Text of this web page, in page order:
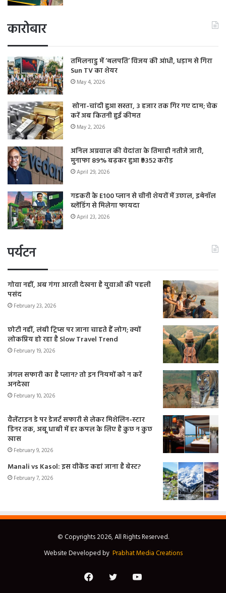
कारोबार
तमिलनाडु में ‘थलपति’ विजय की आंधी, धड़ाम से गिरा
Sun TV का शेयर
May 4, 2026
सोना-चांदी हुआ सस्ता, 3 हजार तक गिर गए दाम; चेक
करें अब कितनी हुई कीमत
May 2, 2026
अनिल अग्रवाल की वेदांता के तिमाही नतीजे जारी,
मुनाफा 89% बढ़कर हुआ ₹9352 करोड़
April 29, 2026
गडकरी के E100 प्लान से चीनी शेयरों में उछाल, इथेनॉल
ब्लेंडिंग से मिलेगा फायदा
April 23, 2026
पर्यटन
गोवा नहीं, अब गंगा आरती देखना है युवाओं की पहली
पसंद
February 23, 2026
छोटी नहीं, लंबी ट्रिप्स पर जाना चाहते हैं लोग; क्यों
लोकप्रिय हो रहा है Slow Travel Trend
February 19, 2026
जंगल सफारी का है प्लान? तो इन नियमों को न करें
अनदेखा
February 10, 2026
वैलेंटाइन डे पर डेजर्ट सफारी से लेकर मिशेलिन-स्टार
डिनर तक, अबू धाबी में हर कपल के लिए है कुछ न कुछ
खास
February 9, 2026
Manali vs Kasol: इस वीकेंड कहां जाना है बेस्ट?
February 7, 2026
© Copyrights 2026, All Rights Reserved.
Website Developed by Prabhat Media Creations
FacebookTwitterYouTube